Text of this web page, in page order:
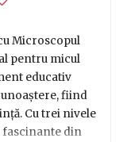
Microscopul
pentru micul
educativ
fiind
Cu trei nivele
fascinante din